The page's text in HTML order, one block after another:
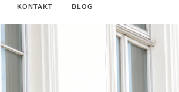
KONTAKT BLOG